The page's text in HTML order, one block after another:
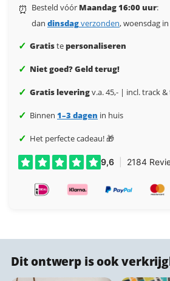
⏰ Besteld vóór Maandag 16:00 uur:
dan dinsdagverzonden, woensdag
✓ Gratistepersonaliseren
✓ Niet goed? Geld terug!
✓ Gratis leveringv.a. 45,- | incl. track &
✓ Binnen 1–3 dagen in huis
✓ Het perfecte cadeau! 🎁
Dit ontwerp is ook